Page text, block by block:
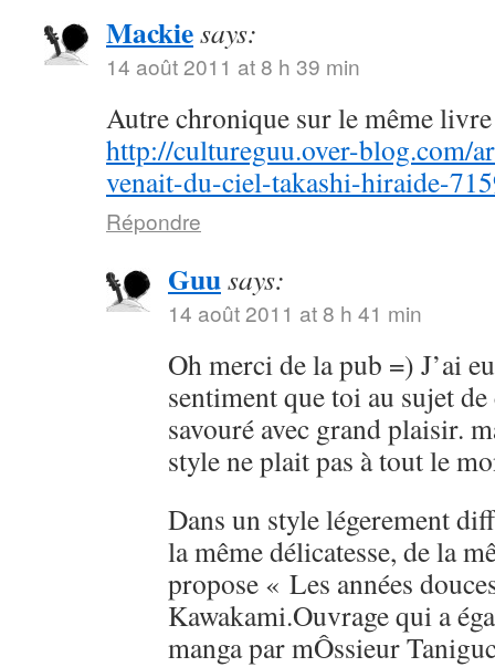
Mackiesays:
14 août 2011 at 8 h 39 min
Autre chronique sur le même
http://cultureguu.over-blog.com/
venait-du-ciel-takashi-hiraide-
Répondre
Guusays:
14 août 2011 at 8 h 41 min
Oh merci de la pub =) J’ai
sentiment que toi au sujet
savouré avec grand plaisir.
style ne plait pas à tout le
Dans un style légerement
la même délicatesse, de la
propose « Les années
Kawakami.Ouvrage qui a
manga par mÔssieur